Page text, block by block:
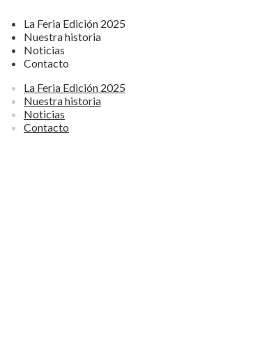
La Feria Edición 2025
Nuestra historia
Noticias
Contacto
La Feria Edición 2025
Nuestra historia
Noticias
Contacto